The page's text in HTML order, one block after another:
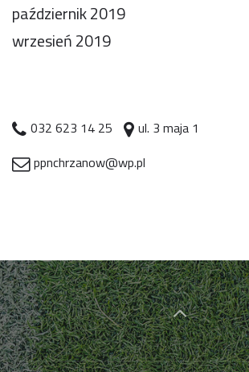
październik 2019
wrzesień 2019
032 623 14 25
ul. 3 maja 1
ppnchrzanow@wp.pl